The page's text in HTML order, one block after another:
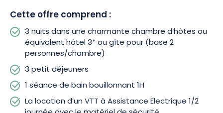
ainsi qu’un plan du circuit VTT de Graufthal. 2 roadbooks pour
les randonnées, ainsi que des Traces GPX adaptées aux
smartphones sont fournis, avec les accès à la Maison des
Rochers de Graufthal, au château de Lichtenberg et au Musée
Lalique inclus.
Des moments de bien-être et de relaxation seront au rendez-
vous. Après vos journées d’aventure, profitez d’une séance
privée de yoga ayurvédique de 1 heure et relaxez-vous
Cette offre comprend :
3 nuits dans une charmante chambre d’hôtes ou
équivalent hôtel 3* ou gîte pour (base 2
personnes/chambre)
3 petit déjeuners
1 séance de bain bouillonnant 1H
La location d’un VTT à Assistance Electrique 1/2